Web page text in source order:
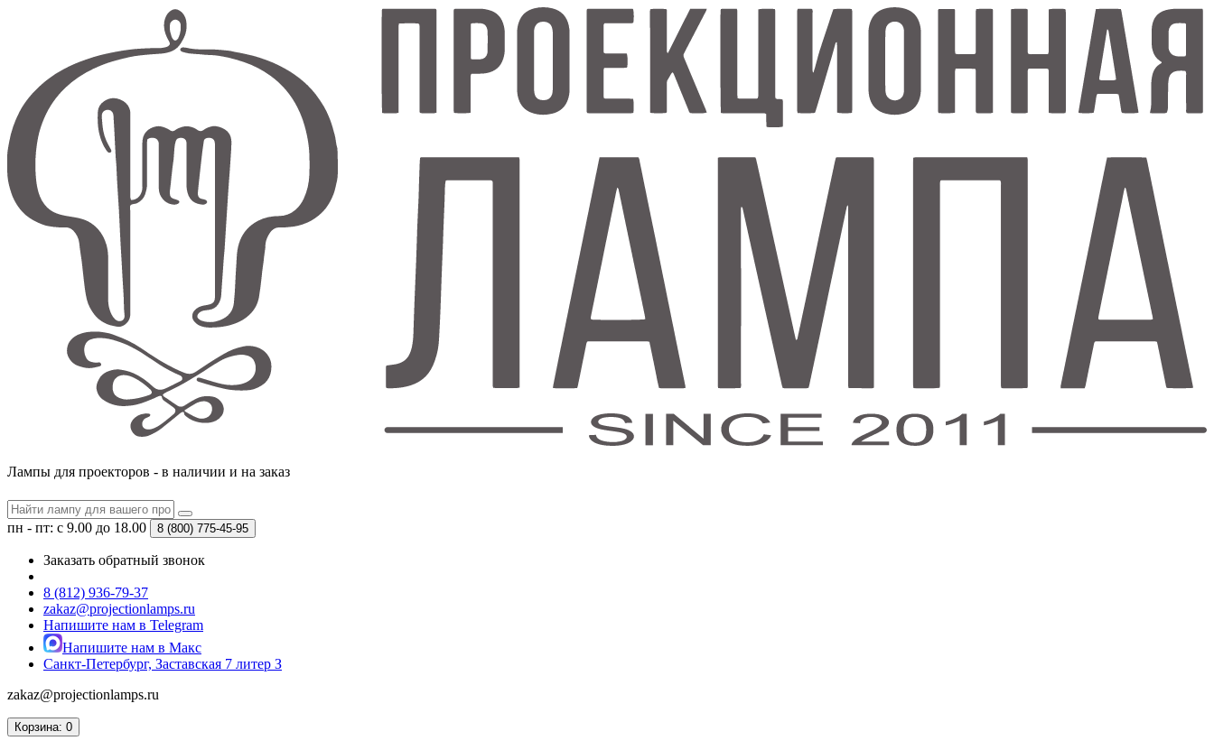
Лампы для проекторов - в наличии и на заказ
пн - пт: с 9.00 до 18.00 8 (800) 775-45-95
Заказать обратный звонок
8 (812) 936-79-37
zakaz@projectionlamps.ru
Напишите нам в Telegram
Напишите нам в Макс
Санкт-Петербург, Заставская 7 литер З
zakaz@projectionlamps.ru
Корзина: 0